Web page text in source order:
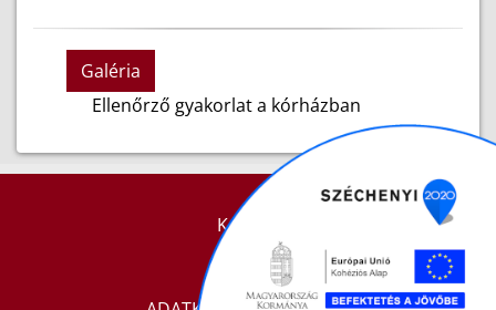
Galéria
Ellenőrző gyakorlat a kórházban
KAPCSOLAT
IMPRESSZUM